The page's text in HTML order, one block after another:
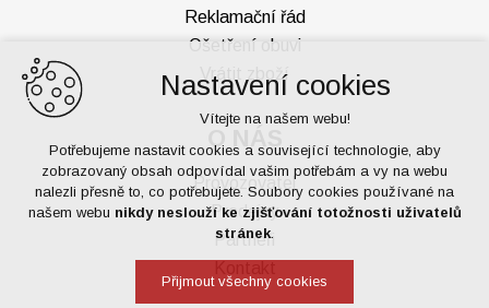
O NÁS
Provozovatel
Prodejny
Partneři
Reklamační řád
Ošetření obuvi
Vrátit zboží
Nastavení cookies
Vítejte na našem webu!
Potřebujeme nastavit cookies a související technologie, aby
zobrazovaný obsah odpovídal vašim potřebám a vy na webu
nalezli přesně to, co potřebujete. Soubory cookies používané na
našem webu nikdy neslouží ke zjišťování totožnosti uživatelů
stránek.
Přijmout všechny cookies